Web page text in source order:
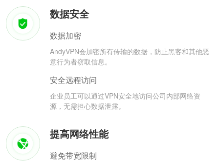
数据安全
数据加密
AndyVPN会加密所有传输的数据，防止黑客和其他恶
意行为者窃取信息。
安全远程访问
企业员工可以通过VPN安全地访问公司内部网络资
源，无需担心数据泄露。
提高网络性能
避免带宽限制